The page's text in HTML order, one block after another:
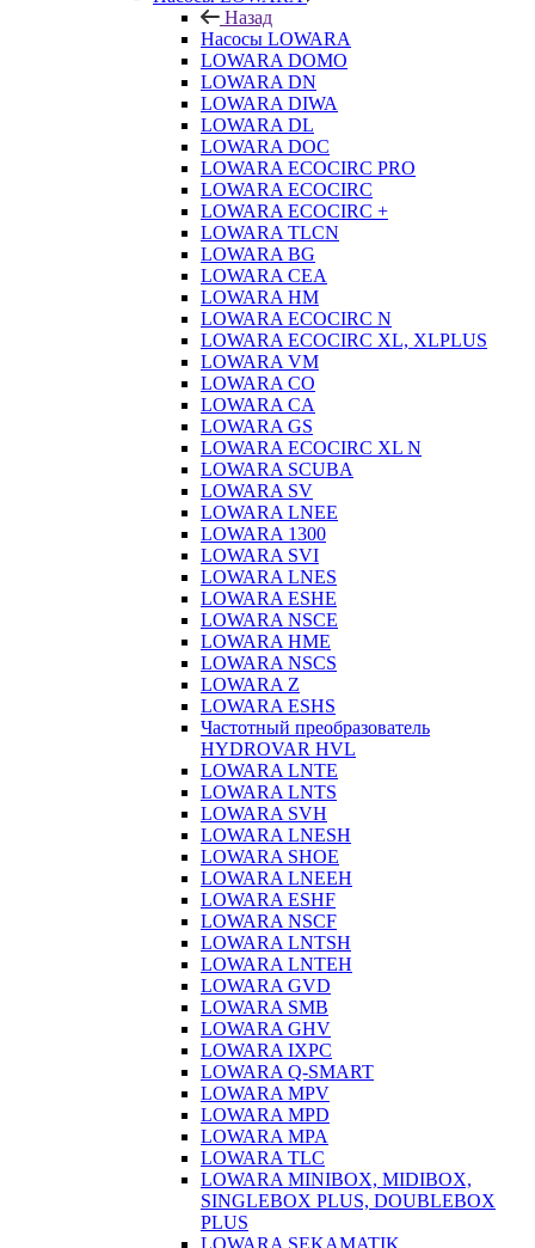
Назад
Насосы LOWARA
LOWARA DOMO
LOWARA DN
LOWARA DIWA
LOWARA DL
LOWARA DOC
LOWARA ECOCIRC PRO
LOWARA ECOCIRC
LOWARA ECOCIRC +
LOWARA TLCN
LOWARA BG
LOWARA CEA
LOWARA HM
LOWARA ECOCIRC N
LOWARA ECOCIRC XL, XLPLUS
LOWARA VM
LOWARA CO
LOWARA CA
LOWARA GS
LOWARA ECOCIRC XL N
LOWARA SCUBA
LOWARA SV
LOWARA LNEE
LOWARA 1300
LOWARA SVI
LOWARA LNES
LOWARA ESHE
LOWARA NSCE
LOWARA HME
LOWARA NSCS
LOWARA Z
LOWARA ESHS
Частотный преобразователь
HYDROVAR HVL
LOWARA LNTE
LOWARA LNTS
LOWARA SVH
LOWARA LNESH
LOWARA SHOE
LOWARA LNEEH
LOWARA ESHF
LOWARA NSCF
LOWARA LNTSH
LOWARA LNTEH
LOWARA GVD
LOWARA SMB
LOWARA GHV
LOWARA IXPС
LOWARA Q-SMART
LOWARA MPV
LOWARA MPD
LOWARA MPA
LOWARA TLC
LOWARA MINIBOX, MIDIBOX,
SINGLEBOX PLUS, DOUBLEBOX
PLUS
LOWARA SEKAMATIK